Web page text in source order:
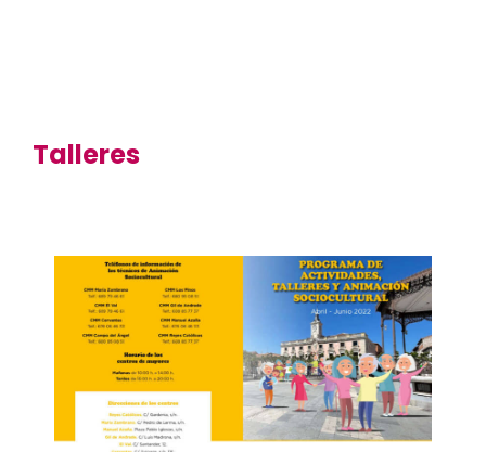
Talleres